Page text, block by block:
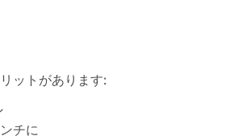
ットがあります:
チに